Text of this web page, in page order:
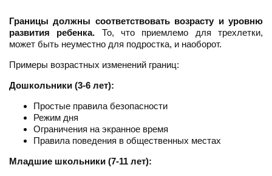
Границы должны соответствовать возрасту и уровню
развития ребенка. То, что приемлемо для трехлетки,
может быть неуместно для подростка, и наоборот.
Примеры возрастных изменений границ:
Дошкольники (3-6 лет):
Простые правила безопасности
Режим дня
Ограничения на экранное время
Правила поведения в общественных местах
Младшие школьники (7-11 лет):